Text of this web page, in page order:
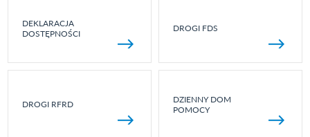
DEKLARACJA
DOSTĘPNOŚCI
DROGI FDS
DROGI RFRD
DZIENNY DOM
POMOCY